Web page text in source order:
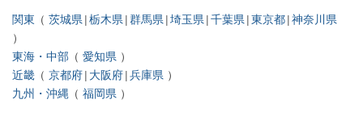
関東 茨城県 栃木県 群馬県 埼玉県 千葉県 東京都 神奈川県
東海・中部
愛知県
近畿
京都府 大阪府 兵庫県
九州・沖縄
福岡県